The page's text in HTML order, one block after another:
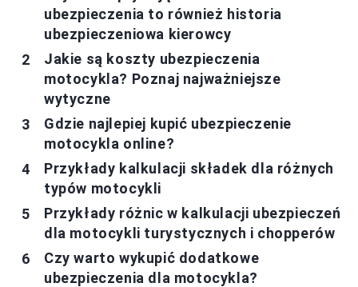
ubezpieczenia to również historia
ubezpieczeniowa kierowcy
Jakie są koszty ubezpieczenia
motocykla? Poznaj najważniejsze
wytyczne
Gdzie najlepiej kupić ubezpieczenie
motocykla online?
Przykłady kalkulacji składek dla różnych
typów motocykli
Przykłady różnic w kalkulacji ubezpieczeń
dla motocykli turystycznych i chopperów
Czy warto wykupić dodatkowe
ubezpieczenia dla motocykla?